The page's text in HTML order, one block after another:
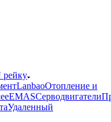
рейку
LanbaoОтопление и
EMASCерводвигатели
Удаленный